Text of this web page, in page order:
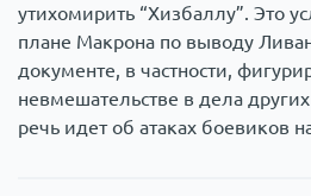
утихомирить “Хизбаллу”. Это
плане Макрона по выводу
документе, в частности,
невмешательстве в дела
речь идет об атаках боевиков